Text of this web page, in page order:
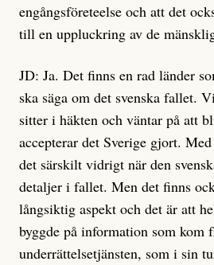
engångsföreteelse och att det
till en uppluckring av de
JD: Ja. Det finns en rad länder
ska säga om det svenska fallet.
sitter i häkten och väntar på att
accepterar det Sverige gjort.
det särskilt vidrigt när den
detaljer i fallet. Men det finns
långsiktig aspekt och det är att
byggde på information som kom
underrättelsetjänsten, som i sin